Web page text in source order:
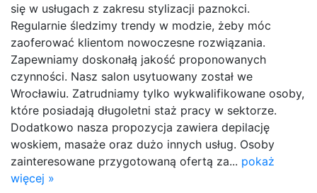
się w usługach z zakresu stylizacji paznokci.
Regularnie śledzimy trendy w modzie, żeby móc
zaoferować klientom nowoczesne rozwiązania.
Zapewniamy doskonałą jakość proponowanych
czynności. Nasz salon usytuowany został we
Wrocławiu. Zatrudniamy tylko wykwalifikowane osoby,
które posiadają długoletni staż pracy w sektorze.
Dodatkowo nasza propozycja zawiera depilację
woskiem, masaże oraz dużo innych usług. Osoby
zainteresowane przygotowaną ofertą za... pokaż
więcej »